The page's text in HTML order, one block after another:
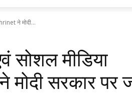
ने मोदी...
सोशल मीडिया
सरकार पर